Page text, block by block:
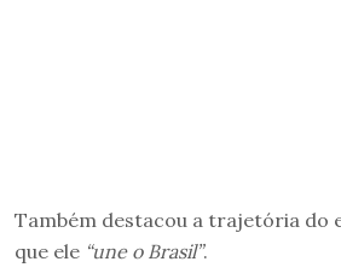
Também destacou a trajetória do
que ele “une o Brasil”.